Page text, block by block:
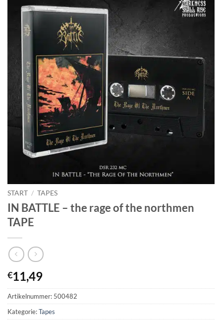
START / TAPES
IN BATTLE – the rage of the northmen
TAPE
€11,49
Artikelnummer: 500482
Kategorie:Tapes